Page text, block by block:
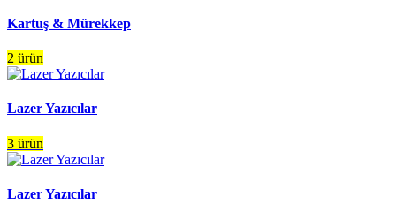
Kartuş & Mürekkep
2 ürün
Lazer Yazıcılar
3 ürün
Lazer Yazıcılar